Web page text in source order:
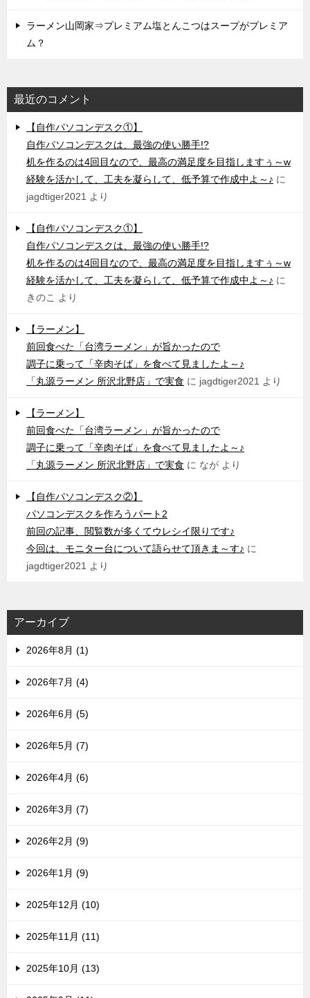
ラーメン山岡家⇒プレミアム塩とんこつはスープがプレミア
ム？
最近のコメント
【自作パソコンデスク①】
自作パソコンデスクは、最強の使い勝手!?
机を作るのは4回目なので、最高の満足度を目指しますぅ～w
経験を活かして、工夫を凝らして、低予算で作成中よ～♪ に
jagdtiger2021 より
【自作パソコンデスク①】
自作パソコンデスクは、最強の使い勝手!?
机を作るのは4回目なので、最高の満足度を目指しますぅ～w
経験を活かして、工夫を凝らして、低予算で作成中よ～♪ に
きのこ
より
【ラーメン】
前回食べた「台湾ラーメン」が旨かったので
調子に乗って「辛肉そば」を食べて見ましたよ～♪
「丸源ラーメン 所沢北野店」で実食 に jagdtiger2021 より
【ラーメン】
前回食べた「台湾ラーメン」が旨かったので
調子に乗って「辛肉そば」を食べて見ましたよ～♪
「丸源ラーメン 所沢北野店」で実食 に なが より
【自作パソコンデスク②】
パソコンデスクを作ろうパート2
前回の記事、閲覧数が多くてウレシイ限りです♪
今回は、モニター台について語らせて頂きま～す♪ に
jagdtiger2021 より
アーカイブ
2026年8月 (1)
2026年7月 (4)
2026年6月 (5)
2026年5月 (7)
2026年4月 (6)
2026年3月 (7)
2026年2月 (9)
2026年1月 (9)
2025年12月 (10)
2025年11月 (11)
2025年10月 (13)